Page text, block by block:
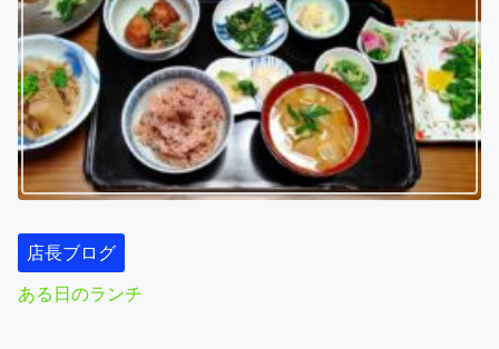
店長ブログ
ある日のランチ